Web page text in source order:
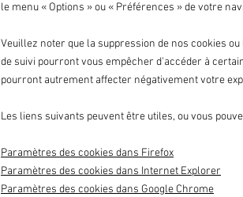
le menu « Options »ou « Préférences »de votre
Veuillez noter que la suppression de nos cookies
de suivi pourront vous empêcher d'accéder à
pourront autrement affecter négativement votre
Les liens suivants peuvent être utiles, ou vous
Paramètres des cookies dans Firefox
Paramètres des cookies dans Internet Explorer
Paramètres des cookies dans Google Chrome